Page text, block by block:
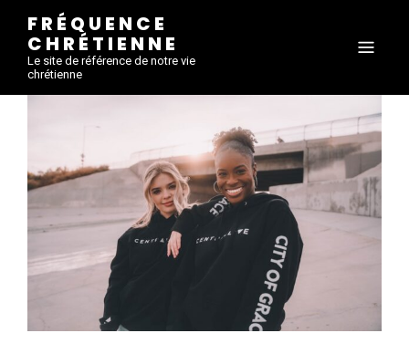
FRÉQUENCE
CHRÉTIENNE
Le site de référence de notre vie
chrétienne